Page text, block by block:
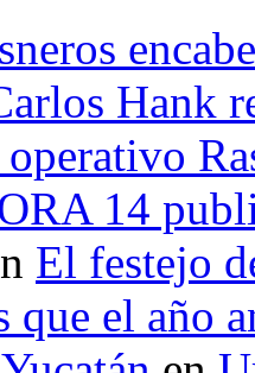
Hank
operativo
14
El festejo
que el año